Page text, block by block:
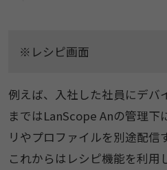
※レシピ画面
例えば、入社した社員にデバ
まではLanScope Anの管理下
リやプロファイルを別途配信
これからはレシピ機能を利用